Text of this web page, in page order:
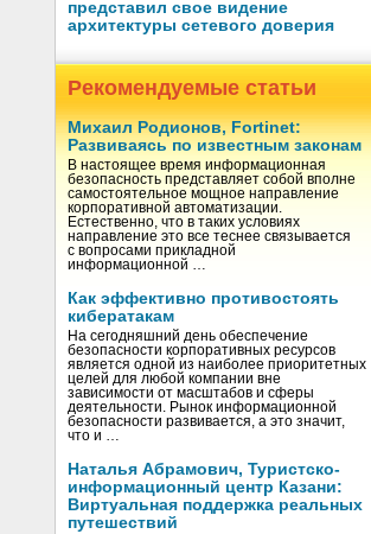
представил свое видение
архитектуры сетевого доверия
Рекомендуемые статьи
Михаил Родионов, Fortinet:
Развиваясь по известным законам
В настоящее время информационная
безопасность представляет собой вполне
самостоятельное мощное направление
корпоративной автоматизации.
Естественно, что в таких условиях
направление это все теснее связывается
с вопросами прикладной
информационной …
Как эффективно противостоять
кибератакам
На сегодняшний день обеспечение
безопасности корпоративных ресурсов
является одной из наиболее приоритетных
целей для любой компании вне
зависимости от масштабов и сферы
деятельности. Рынок информационной
безопасности развивается, а это значит,
что и …
Наталья Абрамович, Туристско-
информационный центр Казани:
Виртуальная поддержка реальных
путешествий